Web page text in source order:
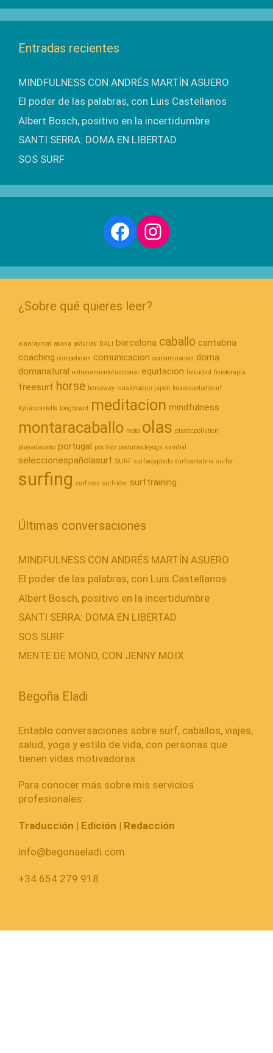
Entradas recientes
MINDFULNESS CON ANDRÉS MARTÍN ASUERO
El poder de las palabras, con Luis Castellanos
Albert Bosch, positivo en la incertidumbre
SANTI SERRA: DOMA EN LIBERTAD
SOS SURF
Facebook
Instagram
¿Sobre qué quieres leer?
ainaraymat asana asturias BALI barcelona caballo cantabria
coaching competicion comunicacion contaminacion doma
domanatural entrenamientofuncional equitacion felicidad fisioterapia
freesurf horse horseway isaalohacup japon koaescueladesurf
kyliancastells longboard meditacion mindfulness
montaracaballo moto olas plasticpollution
playadesomo portugal positivo posturasdeyoga sambal
seleccionespañolasurf SURF surfadaptado surfcantabria surfer
surfing surfness surfrider surftraining
Últimas conversaciones
MINDFULNESS CON ANDRÉS MARTÍN ASUERO
El poder de las palabras, con Luis Castellanos
Albert Bosch, positivo en la incertidumbre
SANTI SERRA: DOMA EN LIBERTAD
SOS SURF
MENTE DE MONO, CON JENNY MOIX
Begoña Eladi
Entablo conversaciones sobre surf, caballos, viajes,
salud, yoga y estilo de vida, con personas que
tienen vidas motivadoras.
Para conocer más sobre mis servicios
profesionales:
Traducción | Edición | Redacción
info@begonaeladi.com
+34 654 279 918